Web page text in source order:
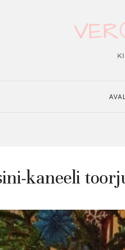
Vero's
kitchen
kaneeli